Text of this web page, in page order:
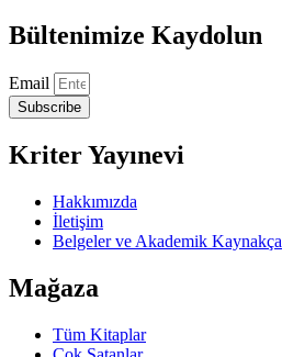
Bültenimize Kaydolun
Email
Subscribe
Kriter Yayınevi
Hakkımızda
İletişim
Belgeler ve Akademik Kaynakça
Mağaza
Tüm Kitaplar